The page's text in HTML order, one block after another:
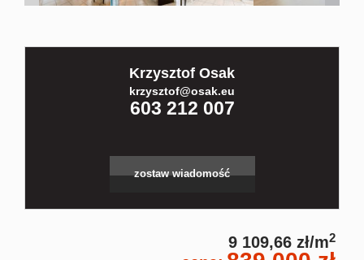
Krzysztof Osak
krzysztof@osak.eu
603 212 007
zostaw wiadomość
9 109,66 zł/m2